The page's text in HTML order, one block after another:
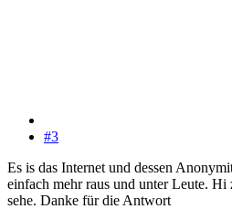
#3
Es is das Internet und dessen
einfach mehr raus und unter Leute. Hi
sehe. Danke für die Antwort